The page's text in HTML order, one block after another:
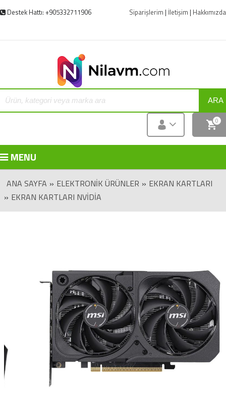
Destek Hattı: +905332711906 Siparişlerim | İletişim | Hakkımızda
ARA
0
MENU
ANA SAYFA » ELEKTRONIK ÜRÜNLER » EKRAN KARTLARI
» EKRAN KARTLARI NVIDIA